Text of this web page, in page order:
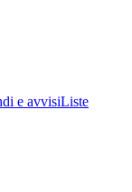
e avvisiListe